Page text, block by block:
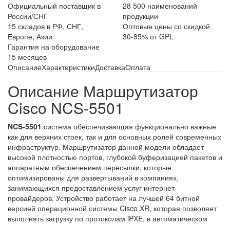
Официальный поставщик в
России/СНГ
28 500 наименований
продукции
15 складов в РФ, СНГ,
Европе, Азии
Оптовые цены со скидкой
30-85% от GPL
Гарантия на оборудование
15 месяцев
ОписаниеХарактеристикиДоставкаОплата
Описание Маршрутизатор
Cisco NCS-5501
NCS-5501 система обеспечивающая функционально важные
как для верхних стоек, так и для основных ролей современных
инфраструктур. Маршрутизатор данной модели обладает
высокой плотностью портов, глубокой буферизацией пакетов и
аппаратным обеспечением пересылки, которые
оптимизированы для развертываний в компаниях,
занимающихся предоставлением услуг интернет
провайдеров. Устройство работает на лучшей 64 битной
версией операционной системы Cisco XR, которая позволяет
выполнять загрузку по протоколам iPXE, в автоматическом